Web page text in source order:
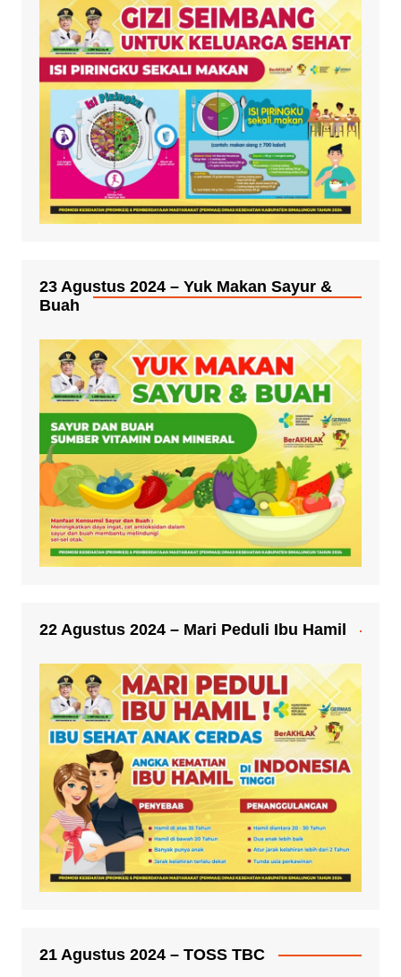
23 Agustus 2024 – Yuk Makan Sayur &
Buah
22 Agustus 2024 – Mari Peduli Ibu Hamil
21 Agustus 2024 – TOSS TBC